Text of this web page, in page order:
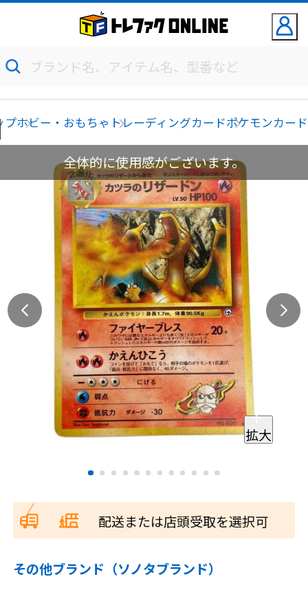
プホビー・おもちゃ トレーディングカードポケモンカード
全体的に使用感がございます。
拡大
配送または店頭受取を選択可
その他ブランド（ソノタブランド）